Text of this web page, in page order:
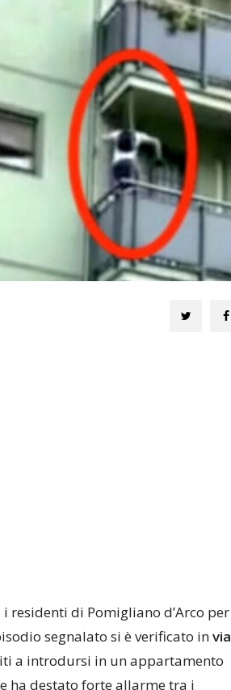
residenti di Pomigliano d’Arco per
segnalato si è verificato invia
a introdursi in un appartamento
ha destato forte allarme tra i